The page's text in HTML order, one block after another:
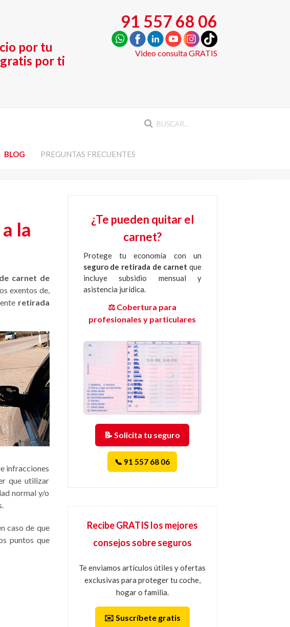
91 557 68 06
Video consulta GRATIS
por tu
por ti
BLOG PREGUNTAS FRECUENTES
la
carnet de
exentos de,
retirada
infracciones
que utilizar
normal y/o
caso de que
puntos que
¿Te pueden quitar el
carnet?
Protege tu economía con un
seguro de retirada de carnet que
incluye subsidio mensual y
asistencia jurídica.
⚖️ Cobertura para
profesionales y particulares
📝 Solicita tu seguro
📞 91 557 68 06
Recibe GRATIS los mejores
consejos sobre seguros
Te enviamos artículos útiles y ofertas
exclusivas para proteger tu coche,
hogar o familia.
✉️ Suscríbete gratis